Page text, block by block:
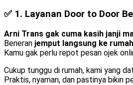
✅ 1. Layanan Door to Door
Arni Trans gak cuma kasih janji
Beneran jemput langsung ke rumah
Kamu gak perlu repot pesan ojek
Cukup tunggu di rumah, kami yang
Praktis, nyaman, dan pastinya bikin